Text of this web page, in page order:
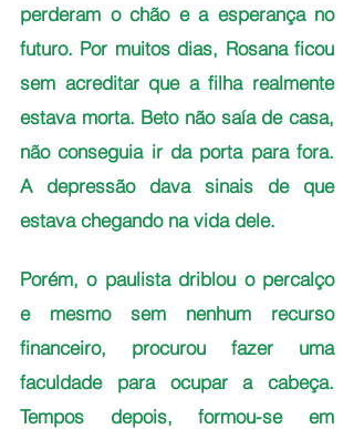
perderam o chão e a esperança no
futuro. Por muitos dias, Rosana ficou
sem acreditar que a filha realmente
estava morta. Beto não saía de casa,
não conseguia ir da porta para fora.
A depressão dava sinais de que
estava chegando na vida dele.
Porém, o paulista driblou o percalço
e mesmo sem nenhum recurso
financeiro, procurou fazer uma
faculdade para ocupar a cabeça.
Tempos depois, formou-se em